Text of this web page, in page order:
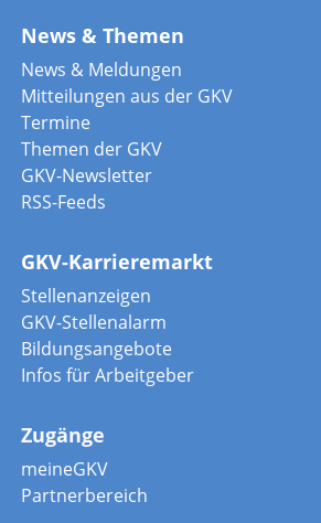
News & Themen
News & Meldungen
Mitteilungen aus der GKV
Termine
Themen der GKV
GKV-Newsletter
RSS-Feeds
GKV-Karrieremarkt
Stellenanzeigen
GKV-Stellenalarm
Bildungsangebote
Infos für Arbeitgeber
Zugänge
meineGKV
Partnerbereich